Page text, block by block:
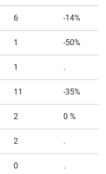
6 -14%
1 -50%
1 .
11 -35%
2 0 %
2 .
0 .